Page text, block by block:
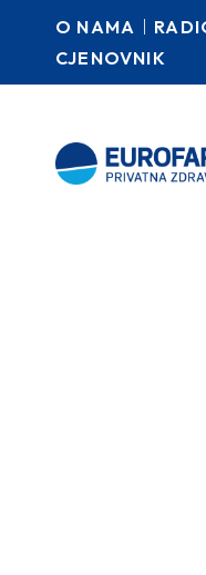
O NAMA
CJENOVNIK